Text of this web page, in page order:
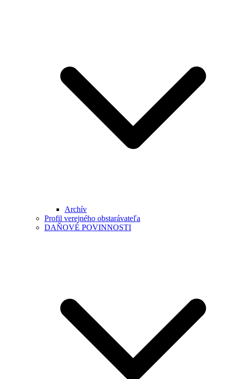
Archív
Profil verejného obstarávateľa
DAŇOVÉ POVINNOSTI